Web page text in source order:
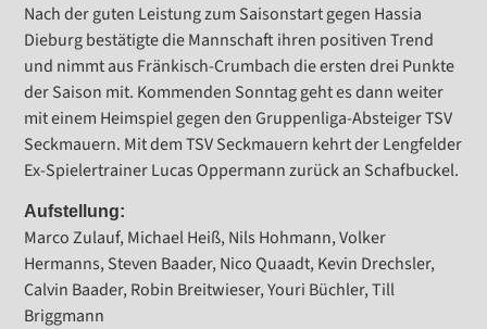
Nach der guten Leistung zum Saisonstart gegen Hassia
Dieburg bestätigte die Mannschaft ihren positiven Trend
und nimmt aus Fränkisch-Crumbach die ersten drei Punkte
der Saison mit. Kommenden Sonntag geht es dann weiter
mit einem Heimspiel gegen den Gruppenliga-Absteiger TSV
Seckmauern. Mit dem TSV Seckmauern kehrt der Lengfelder
Ex-Spielertrainer Lucas Oppermann zurück an Schafbuckel.
Aufstellung:
Marco Zulauf, Michael Heiß, Nils Hohmann, Volker
Hermanns, Steven Baader, Nico Quaadt, Kevin Drechsler,
Calvin Baader, Robin Breitwieser, Youri Büchler, Till
Briggmann